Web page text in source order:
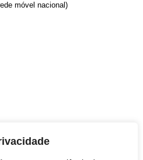
móvel nacional)